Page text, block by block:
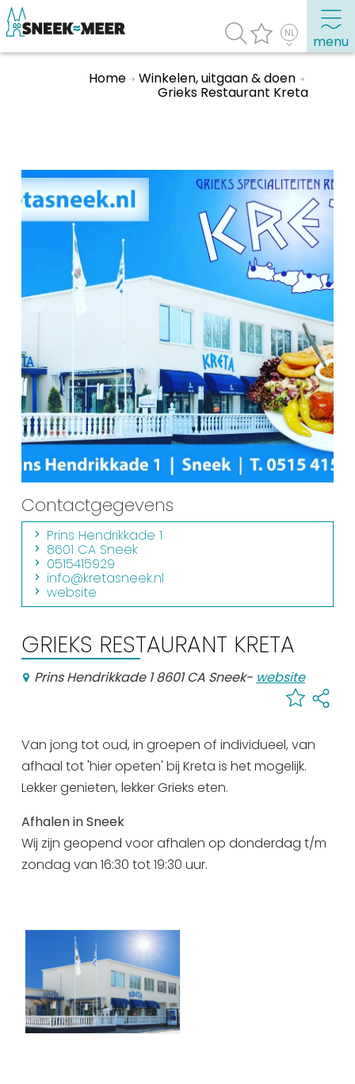
menu
Toeristische informatie
Bezienswaardigheden
Winkelen, uitgaan en doen
Eten, drinken & uitgaan
Watersport
Winkelen
En meer
Arrangementen
Jouw Sneek
De Friese meren
Other languages
UITagenda
Routes
Veel bezochte pagina's:
Top 10 leuke dingen
Overnachten in Sneek
Citygame Escapegame Sneek
De leukste routes
Interactieve plattegrond van Sneek
Winkelen in Sneek
Home Winkelen, uitgaan & doen
Grieks Restaurant Kreta
Contactgegevens
Prins Hendrikkade 1
8601 CA Sneek
0515415929
info@kretasneek.nl
website
GRIEKS RESTAURANT KRETA
Prins Hendrikkade 1 8601 CA Sneek- website
Van jong tot oud, in groepen of individueel, van
afhaal tot 'hier opeten' bij Kreta is het mogelijk.
Lekker genieten, lekker Grieks eten.
Afhalen in Sneek
Wij zijn geopend voor afhalen op donderdag t/m
zondag van 16:30 tot 19:30 uur.